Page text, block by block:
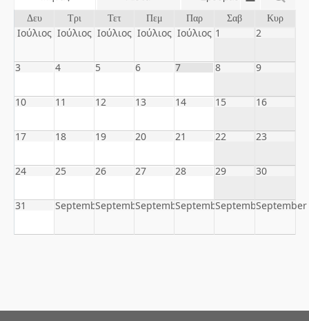
Δευ Τρι Τετ Πεμ Παρ Σαβ Κυρ
Ιούλιος Ιούλιος Ιούλιος Ιούλιος Ιούλιος 1 2
3 4 5 6 7 8 9
10 11 12 13 14 15 16
17 18 19 20 21 22 23
24 25 26 27 28 29 30
31 SeptemberSeptemberSeptemberSeptemberSeptemberSeptember